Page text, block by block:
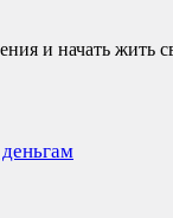
и начать жить